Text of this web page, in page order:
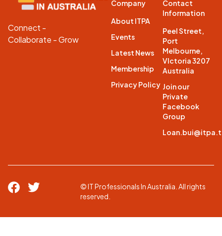
Connect -
Collaborate - Grow
Company
About ITPA
Events
Latest News
Membership
Privacy Policy
Contact
Information
Peel Street,
Port
Melbourne,
VIctoria 3207
Australia
Join our
Private
Facebook
Group
© IT Professionals In Australia. All rights
reserved.